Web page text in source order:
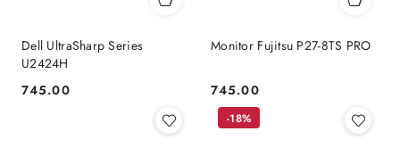
Dell UltraSharp Series
U2424H
Cena:
745.00
Monitor Fujitsu P27-8TS PRO
Cena:
745.00
-18%